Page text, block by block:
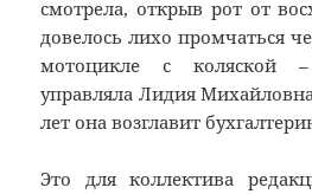
смотрела, открыв рот от
довелось лихо промчаться
мотоцикле с коляской
управляла Лидия
лет она возглавит
Это для коллектива